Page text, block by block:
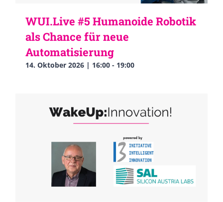
WUI.Live #5 Humanoide Robotik
als Chance für neue
Automatisierung
14. Oktober 2026 | 16:00 - 19:00